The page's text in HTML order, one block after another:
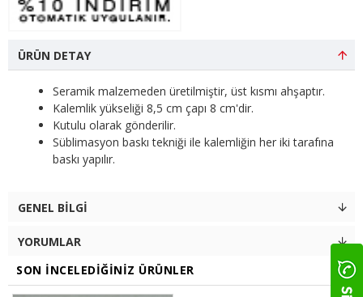
ÜRÜN DETAY
Seramik malzemeden üretilmiştir, üst kısmı ahşaptır.
Kalemlik yükseliği 8,5 cm çapı 8 cm'dir.
Kutulu olarak gönderilir.
Süblimasyon baskı tekniği ile kalemliğin her iki tarafına
baskı yapılır.
GENEL BILGI
YORUMLAR
SON İNCELEDIĞINIZ ÜRÜNLER